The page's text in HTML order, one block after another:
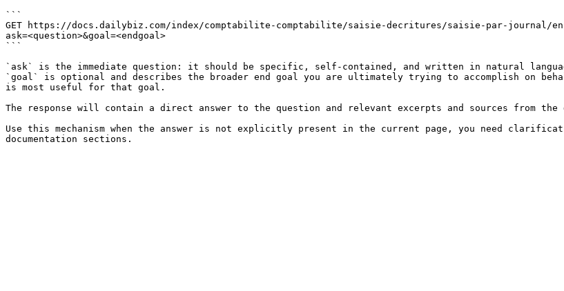
```
GET https://docs.dailybiz.com/index/comptabilite-comptabilite/saisie-decritures/saisie-par-journal/
ask=<question>&goal=<endgoal>
```
`ask` is the immediate question: it should be specific, self-contained, and written in natural
`goal` is optional and describes the broader end goal you are ultimately trying to accomplish on
is most useful for that goal.
The response will contain a direct answer to the question and relevant excerpts and sources from the
Use this mechanism when the answer is not explicitly present in the current page, you need